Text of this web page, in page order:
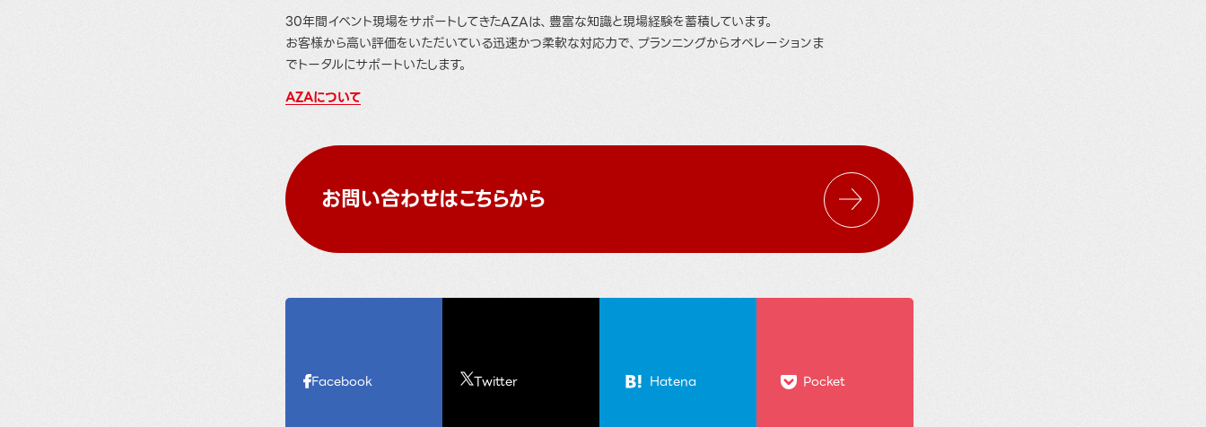
30年間イベント現場をサポートしてきたAZAは、豊富な知識と現場経験を蓄積しています。
お客様から高い評価をいただいている迅速かつ柔軟な対応力で、プランニングからオペレーションま
でトータルにサポートいたします。
AZAについて
お問い合わせはこちらから
Facebook Twitter Hatena Pocket